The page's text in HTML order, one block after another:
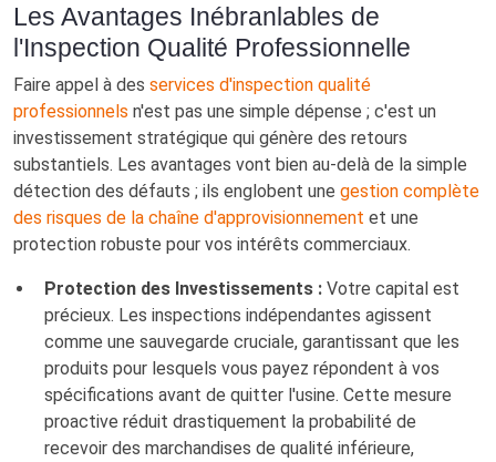
Les Avantages Inébranlables de
l'Inspection Qualité Professionnelle
Faire appel à des services d'inspection qualité
professionnels n'est pas une simple dépense ; c'est un
investissement stratégique qui génère des retours
substantiels. Les avantages vont bien au-delà de la simple
détection des défauts ; ils englobent une gestion complète
des risques de la chaîne d'approvisionnement et une
protection robuste pour vos intérêts commerciaux.
Protection des Investissements : Votre capital est
précieux. Les inspections indépendantes agissent
comme une sauvegarde cruciale, garantissant que les
produits pour lesquels vous payez répondent à vos
spécifications avant de quitter l'usine. Cette mesure
proactive réduit drastiquement la probabilité de
recevoir des marchandises de qualité inférieure,